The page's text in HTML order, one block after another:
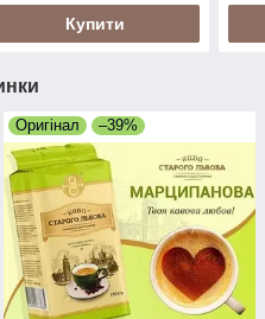
Купити
Оригінал –39%